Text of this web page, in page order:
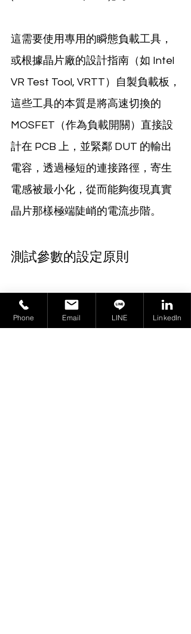
這需要使用專用的瞬態負載工具，
或根據晶片廠的設計指南（如 Intel
VR Test Tool, VRTT）自製負載板，
這些工具的本質是將高速切換的
MOSFET（作為負載開關）直接設
計在 PCB 上，並緊鄰 DUT 的輸出
電容，透過極短的連接路徑，寄生
電感被最小化，從而能夠復現真實
晶片那樣極端陡峭的電流步階。
測試參數的設定原則
負載步階 (Load Step) 的定義：
如何根據目標應用選擇合適的電流
Phone Email LINE LinkedIn